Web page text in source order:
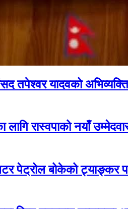
तपेश्वर यादवको
लागि रास्वपाको नयाँ
पेट्रोल बोकेको